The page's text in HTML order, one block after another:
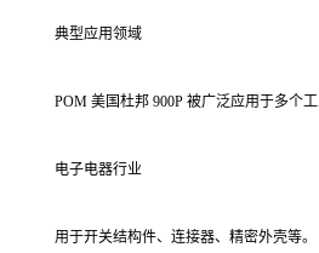
典型应用领域
POM 美国杜邦 900P 被广泛应用于多个工
电子电器行业
用于开关结构件、连接器、精密外壳等。